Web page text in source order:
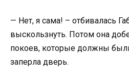
— Нет, я сама! – отбивалась
выскользнуть. Потом она
покоев, которые должны
заперла дверь.